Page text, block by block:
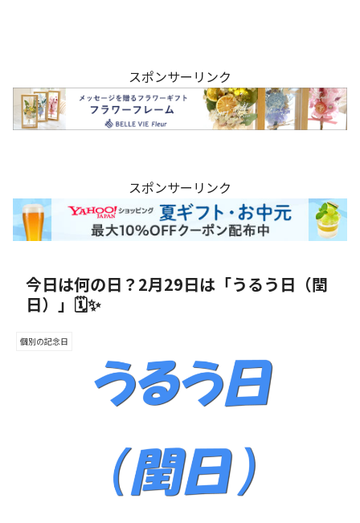
スポンサーリンク
スポンサーリンク
今日は何の日？2月29日は「うるう日（閏
日）」🗓️✨
個別の記念日